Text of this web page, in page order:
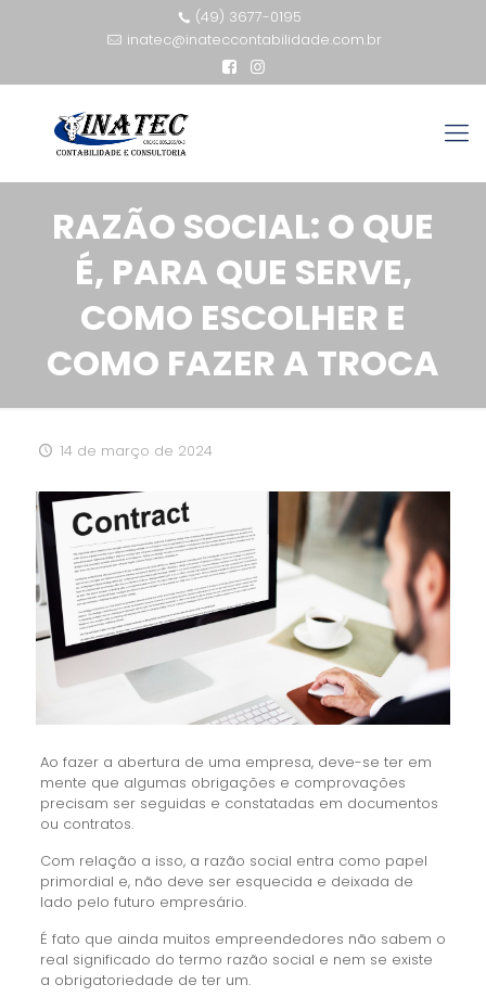
(49) 3677-0195
inatec@inateccontabilidade.com.br
RAZÃO SOCIAL: O QUE
É, PARA QUE SERVE,
COMO ESCOLHER E
COMO FAZER A TROCA
14 de março de 2024
Ao fazer a abertura de uma empresa, deve-se ter em
mente que algumas obrigações e comprovações
precisam ser seguidas e constatadas em documentos
ou contratos.
Com relação a isso, a razão social entra como papel
primordial e, não deve ser esquecida e deixada de
lado pelo futuro empresário.
É fato que ainda muitos empreendedores não sabem o
real significado do termo razão social e nem se existe
a obrigatoriedade de ter um.